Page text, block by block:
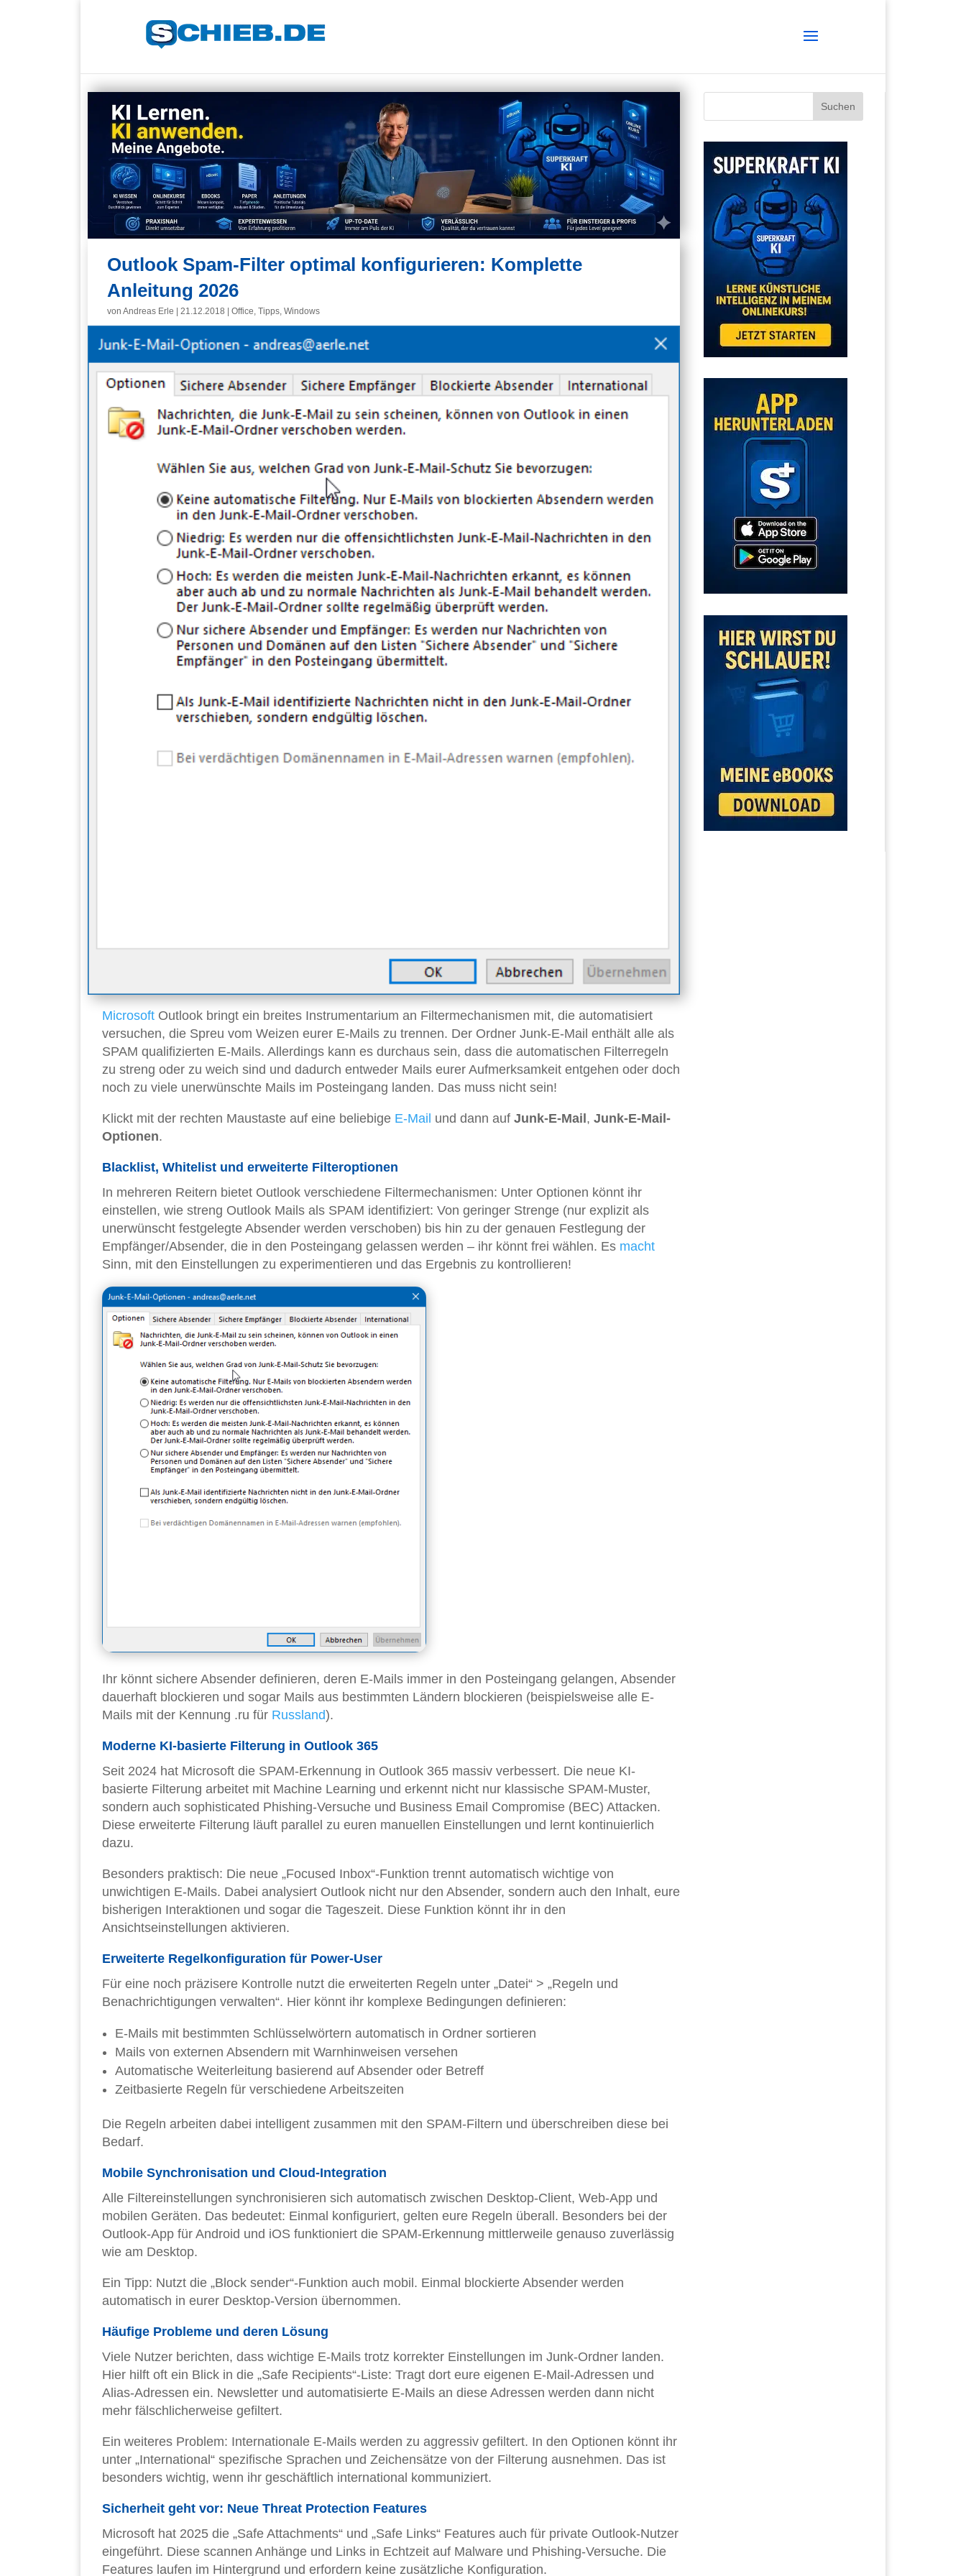
Outlook Spam-Filter optimal konfigurieren: Komplette
Anleitung 2026
von Andreas Erle 21.12.2018 Office, Tipps, Windows
Microsoft Outlook bringt ein breites Instrumentarium an Filtermechanismen mit, die automatisiert
versuchen, die Spreu vom Weizen eurer E-Mails zu trennen. Der Ordner Junk-E-Mail enthält alle als
SPAM qualifizierten E-Mails. Allerdings kann es durchaus sein, dass die automatischen Filterregeln
zu streng oder zu weich sind und dadurch entweder Mails eurer Aufmerksamkeit entgehen oder doch
noch zu viele unerwünschte Mails im Posteingang landen. Das muss nicht sein!
Klickt mit der rechten Maustaste auf eine beliebige E-Mail und dann auf Junk-E-Mail, Junk-E-Mail-
Optionen.
Blacklist, Whitelist und erweiterte Filteroptionen
In mehreren Reitern bietet Outlook verschiedene Filtermechanismen: Unter Optionen könnt ihr
einstellen, wie streng Outlook Mails als SPAM identifiziert: Von geringer Strenge (nur explizit als
unerwünscht festgelegte Absender werden verschoben) bis hin zu der genauen Festlegung der
Empfänger/Absender, die in den Posteingang gelassen werden – ihr könnt frei wählen. Es macht
Sinn, mit den Einstellungen zu experimentieren und das Ergebnis zu kontrollieren!
Ihr könnt sichere Absender definieren, deren E-Mails immer in den Posteingang gelangen, Absender
dauerhaft blockieren und sogar Mails aus bestimmten Ländern blockieren (beispielsweise alle E-
Mails mit der Kennung .ru für Russland).
Moderne KI-basierte Filterung in Outlook 365
Seit 2024 hat Microsoft die SPAM-Erkennung in Outlook 365 massiv verbessert. Die neue KI-
basierte Filterung arbeitet mit Machine Learning und erkennt nicht nur klassische SPAM-Muster,
sondern auch sophisticated Phishing-Versuche und Business Email Compromise (BEC) Attacken.
Diese erweiterte Filterung läuft parallel zu euren manuellen Einstellungen und lernt kontinuierlich
dazu.
Besonders praktisch: Die neue „Focused Inbox“-Funktion trennt automatisch wichtige von
unwichtigen E-Mails. Dabei analysiert Outlook nicht nur den Absender, sondern auch den Inhalt, eure
bisherigen Interaktionen und sogar die Tageszeit. Diese Funktion könnt ihr in den
Ansichtseinstellungen aktivieren.
Erweiterte Regelkonfiguration für Power-User
Für eine noch präzisere Kontrolle nutzt die erweiterten Regeln unter „Datei“ > „Regeln und
Benachrichtigungen verwalten“. Hier könnt ihr komplexe Bedingungen definieren:
E-Mails mit bestimmten Schlüsselwörtern automatisch in Ordner sortieren
Mails von externen Absendern mit Warnhinweisen versehen
Automatische Weiterleitung basierend auf Absender oder Betreff
Zeitbasierte Regeln für verschiedene Arbeitszeiten
Die Regeln arbeiten dabei intelligent zusammen mit den SPAM-Filtern und überschreiben diese bei
Bedarf.
Mobile Synchronisation und Cloud-Integration
Alle Filtereinstellungen synchronisieren sich automatisch zwischen Desktop-Client, Web-App und
mobilen Geräten. Das bedeutet: Einmal konfiguriert, gelten eure Regeln überall. Besonders bei der
Outlook-App für Android und iOS funktioniert die SPAM-Erkennung mittlerweile genauso zuverlässig
wie am Desktop.
Ein Tipp: Nutzt die „Block sender“-Funktion auch mobil. Einmal blockierte Absender werden
automatisch in eurer Desktop-Version übernommen.
Häufige Probleme und deren Lösung
Viele Nutzer berichten, dass wichtige E-Mails trotz korrekter Einstellungen im Junk-Ordner landen.
Hier hilft oft ein Blick in die „Safe Recipients“-Liste: Tragt dort eure eigenen E-Mail-Adressen und
Alias-Adressen ein. Newsletter und automatisierte E-Mails an diese Adressen werden dann nicht
mehr fälschlicherweise gefiltert.
Ein weiteres Problem: Internationale E-Mails werden zu aggressiv gefiltert. In den Optionen könnt ihr
unter „International“ spezifische Sprachen und Zeichensätze von der Filterung ausnehmen. Das ist
besonders wichtig, wenn ihr geschäftlich international kommuniziert.
Sicherheit geht vor: Neue Threat Protection Features
Microsoft hat 2025 die „Safe Attachments“ und „Safe Links“ Features auch für private Outlook-Nutzer
eingeführt. Diese scannen Anhänge und Links in Echtzeit auf Malware und Phishing-Versuche. Die
Features laufen im Hintergrund und erfordern keine zusätzliche Konfiguration.